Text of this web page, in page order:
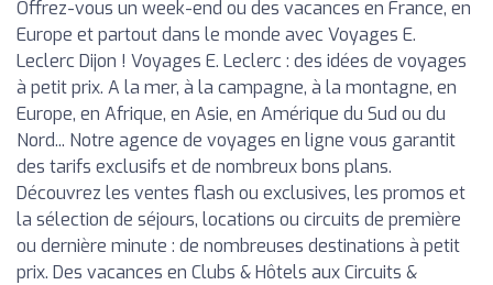
Offrez-vous un week-end ou des vacances en France, en
Europe et partout dans le monde avec Voyages E.
Leclerc Dijon ! Voyages E. Leclerc : des idées de voyages
à petit prix. A la mer, à la campagne, à la montagne, en
Europe, en Afrique, en Asie, en Amérique du Sud ou du
Nord... Notre agence de voyages en ligne vous garantit
des tarifs exclusifs et de nombreux bons plans.
Découvrez les ventes flash ou exclusives, les promos et
la sélection de séjours, locations ou circuits de première
ou dernière minute : de nombreuses destinations à petit
prix. Des vacances en Clubs & Hôtels aux Circuits &